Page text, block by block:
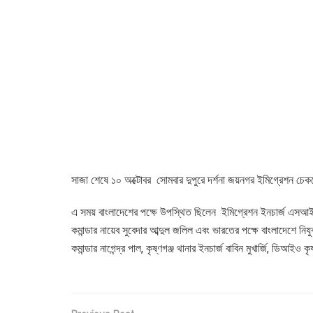
সাজা শেষে ১০ অক্টোবর সোমবার দুপুরে দর্শনা জয়নগর ইমিগ্রেশন
এ সময় বাংলাদেশের পক্ষে উপস্থিত ছিলেন ইমিগ্রেশন ইনচার্জ
কমান্ডার নায়েব সুবেদার আব্দুল জলিল এবং ভারতের পক্ষে বাংলাদেশে
কমান্ডার নাগেন্দ্র পাল, কৃষ্ণগঞ্জ থানার ইনচার্জ বাবিন মুখার্জি,